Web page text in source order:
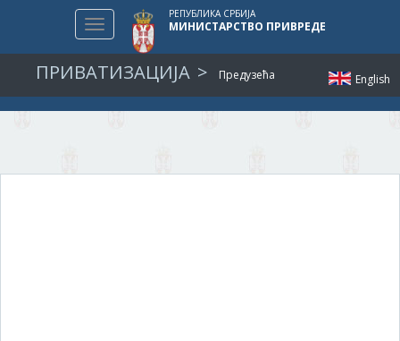
English
Toggle
navigation
РЕПУБЛИКА СРБИЈА
МИНИСТАРСТВО ПРИВРЕДЕ
ПРИВАТИЗАЦИЈА Предузећа